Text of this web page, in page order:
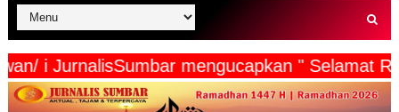
i JurnalisSumbar mengucapkan "